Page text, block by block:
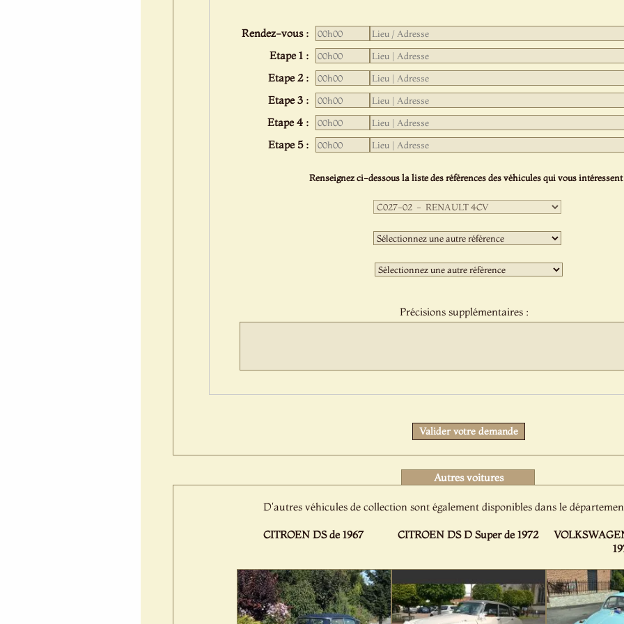
Rendez-vous :
Etape 1 :
Etape 2 :
Etape 3 :
Etape 4 :
Etape 5 :
Renseignez ci-dessous la liste des références des véhicules qui vous
Première
sélection
:Deuxième
sélection
:Troisième
sélection
Précisions supplémentaires :
Valider votre demande
Autres voitures
D'autres véhicules de collection sont également disponibles dans le
CITROEN DS de 1967 CITROEN DS D Super de 1972